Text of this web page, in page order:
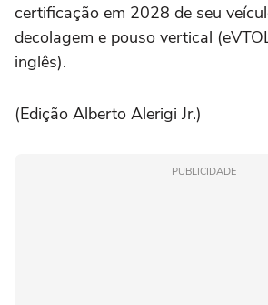
certificação em 2028 de seu
decolagem e pouso vertical
inglês).
(Edição Alberto Alerigi Jr.)
PUBLICIDADE